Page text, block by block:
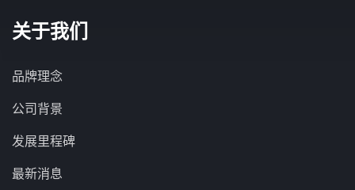
关于我们
品牌理念
公司背景
发展里程碑
最新消息